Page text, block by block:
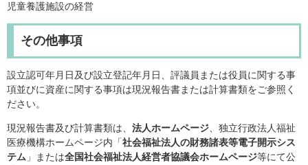
児童養護施設の経営
その他事項
設立認可年月日及び設立登記年月日、評議員または役員に関する事
項並びに資産に関する事項は現況報告書または計算書類をご参照く
ださい。
現況報告書及び計算書類は、 法人ホームページ 、独立行政法人福祉
医療機構ホームページ内「社会福祉法人の財務諸表等電子開示シス
テム 」または全国社会福祉法人経営者協議会ホームページ等にて公